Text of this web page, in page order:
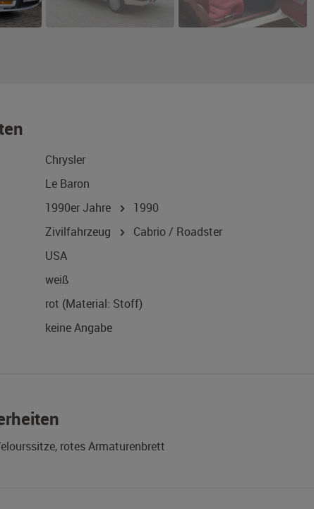
Chrysler
Le Baron
1990er Jahre
1990
Zivilfahrzeug
Cabrio / Roadster
USA
weiß
rot (Material: Stoff)
keine Angabe
rotes Armaturenbrett